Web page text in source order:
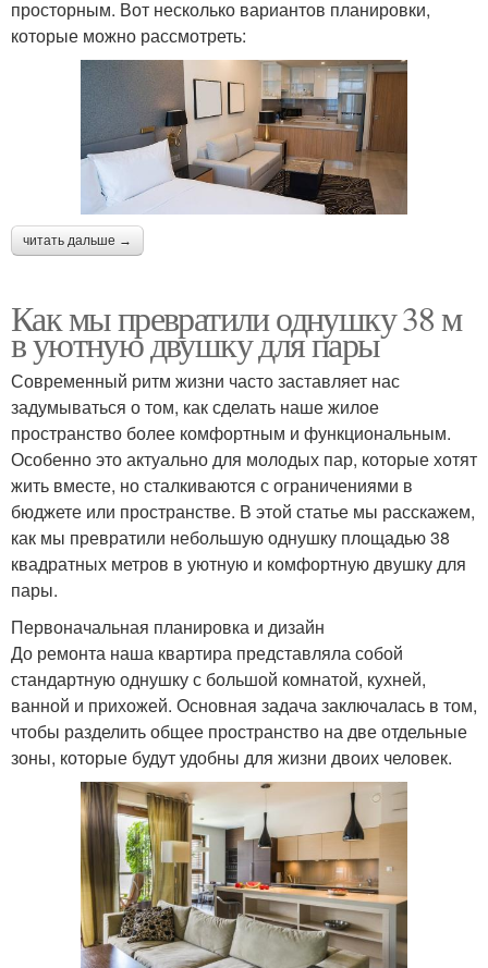
просторным. Вот несколько вариантов планировки,
которые можно рассмотреть:
читать дальше →
Как мы превратили однушку 38 м
в уютную двушку для пары
Современный ритм жизни часто заставляет нас
задумываться о том, как сделать наше жилое
пространство более комфортным и функциональным.
Особенно это актуально для молодых пар, которые хотят
жить вместе, но сталкиваются с ограничениями в
бюджете или пространстве. В этой статье мы расскажем,
как мы превратили небольшую однушку площадью 38
квадратных метров в уютную и комфортную двушку для
пары.
Первоначальная планировка и дизайн
До ремонта наша квартира представляла собой
стандартную однушку с большой комнатой, кухней,
ванной и прихожей. Основная задача заключалась в том,
чтобы разделить общее пространство на две отдельные
зоны, которые будут удобны для жизни двоих человек.